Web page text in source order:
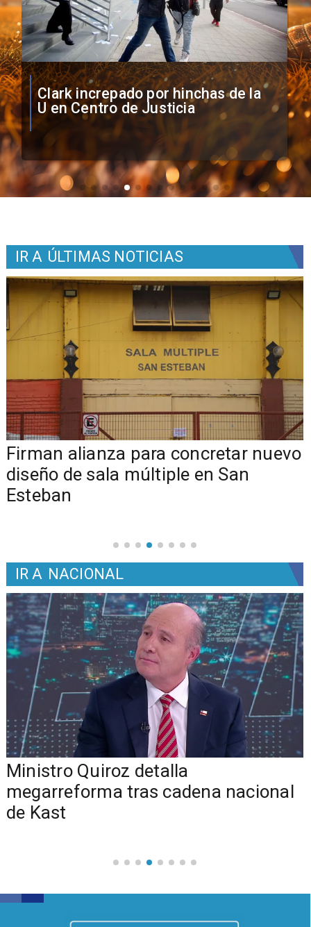
Vozinha firma contrato con Colo
Colo como nuevo arquero
IR A ÚLTIMAS NOTICIAS
​​Firman alianza para concretar nuevo
diseño de sala múltiple en San
Esteban
IR A NACIONAL
Ministro Quiroz detalla
megarreforma tras cadena nacional
de Kast